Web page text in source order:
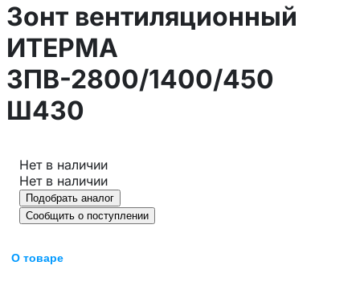
Зонт вентиляционный
ИТЕРМА
ЗПВ-2800/1400/450
Ш430
Нет в наличии
Нет в наличии
Подобрать аналог
Сообщить о поступлении
О товаре